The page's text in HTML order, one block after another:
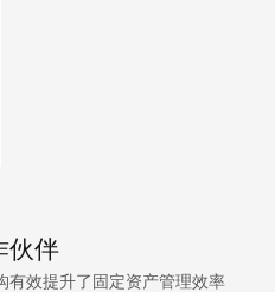
伙伴
有效提升了固定资产管理效率